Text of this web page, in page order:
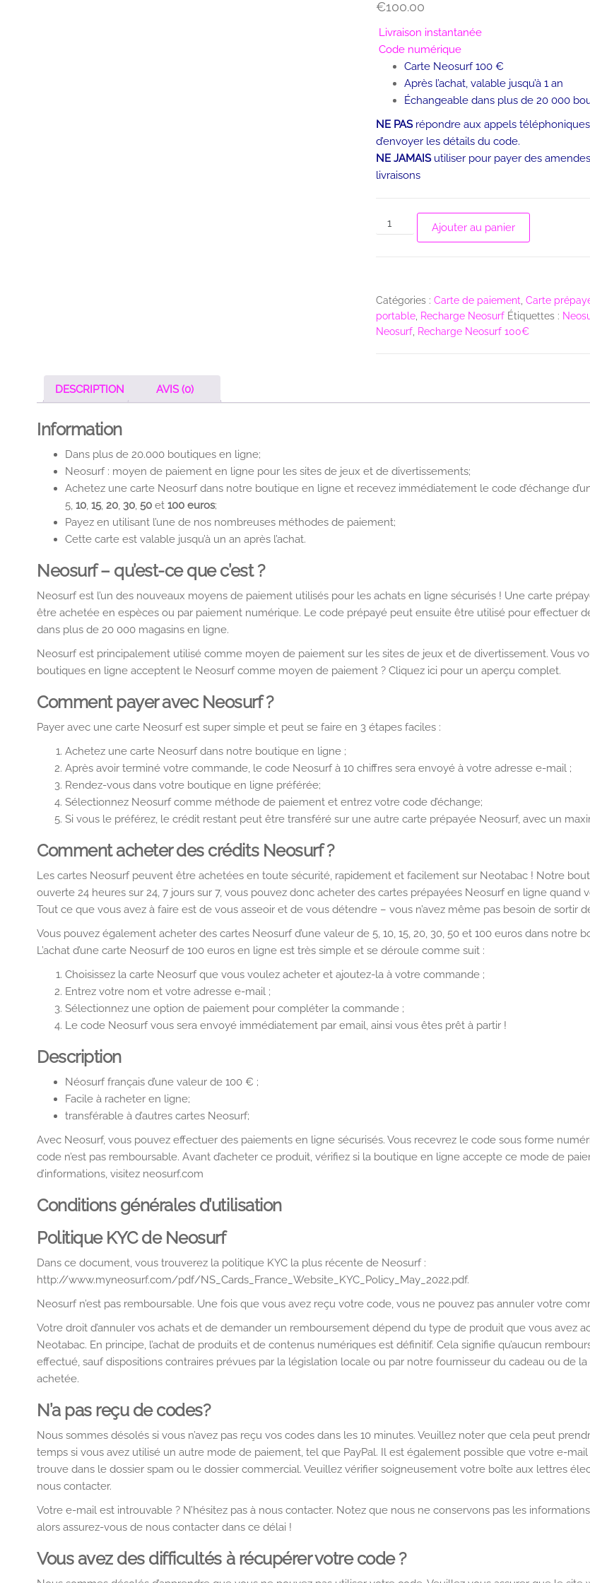
€100.00
Livraison instantanée
Code numérique
Carte Neosurf 100 €
Après l’achat, valable jusqu’à 1 an
Échangeable dans plus de 20 000
NE PASrépondre aux appels
d’envoyer les détails du code.
NE JAMAISutiliser pour payer des
livraisons
Ajouter au panier
Catégories : Carte de paiement Carte
portable, Recharge Neosurf Étiquettes :
Neosurf, Recharge Neosurf 100€
DESCRIPTION AVIS (0)
Information
Dans plus de 20.000 boutiques en ligne;
Neosurf : moyen de paiement en ligne pour les sites de jeux et de divertissements;
Achetez une carte Neosurf dans notre boutique en ligne et recevez immédiatement le code d’échange
5, 10, 15, 20, 30, 50 et 100 euros;
Payez en utilisant l’une de nos nombreuses méthodes de paiement;
Cette carte est valable jusqu’à un an après l’achat.
Neosurf – qu’est-ce que c’est ?
Neosurf est l’un des nouveaux moyens de paiement utilisés pour les achats en ligne sécurisés ! Une carte
être achetée en espèces ou par paiement numérique. Le code prépayé peut ensuite être utilisé pour effectuer
dans plus de 20 000 magasins en ligne.
Neosurf est principalement utilisé comme moyen de paiement sur les sites de jeux et de divertissement. Vous
boutiques en ligne acceptent le Neosurf comme moyen de paiement ? Cliquez ici pour un aperçu complet.
Comment payer avec Neosurf ?
Payer avec une carte Neosurf est super simple et peut se faire en 3 étapes faciles :
Achetez une carte Neosurf dans notre boutique en ligne ;
Après avoir terminé votre commande, le code Neosurf à 10 chiffres sera envoyé à votre adresse e-mail ;
Rendez-vous dans votre boutique en ligne préférée;
Sélectionnez Neosurf comme méthode de paiement et entrez votre code d’échange;
Si vous le préférez, le crédit restant peut être transféré sur une autre carte prépayée Neosurf, avec un
Comment acheter des crédits Neosurf ?
Les cartes Neosurf peuvent être achetées en toute sécurité, rapidement et facilement sur Neotabac ! Notre
ouverte 24 heures sur 24, 7 jours sur 7, vous pouvez donc acheter des cartes prépayées Neosurf en ligne quand
Tout ce que vous avez à faire est de vous asseoir et de vous détendre – vous n’avez même pas besoin de sortir
Vous pouvez également acheter des cartes Neosurf d’une valeur de 5, 10, 15, 20, 30, 50 et 100 euros dans notre
L’achat d’une carte Neosurf de 100 euros en ligne est très simple et se déroule comme suit :
Choisissez la carte Neosurf que vous voulez acheter et ajoutez-la à votre commande ;
Entrez votre nom et votre adresse e-mail ;
Sélectionnez une option de paiement pour compléter la commande ;
Le code Neosurf vous sera envoyé immédiatement par email, ainsi vous êtes prêt à partir !
Description
Néosurf français d’une valeur de 100 € ;
Facile à racheter en ligne;
transférable à d’autres cartes Neosurf;
Avec Neosurf, vous pouvez effectuer des paiements en ligne sécurisés. Vous recevrez le code sous forme
code n’est pas remboursable. Avant d’acheter ce produit, vérifiez si la boutique en ligne accepte ce mode de
d’informations, visitez neosurf.com
Conditions générales d’utilisation
Politique KYC de Neosurf
Dans ce document, vous trouverez la politique KYC la plus récente de Neosurf :
http://www.myneosurf.com/pdf/NS_Cards_France_Website_KYC_Policy_May_2022.pdf.
Neosurf n’est pas remboursable. Une fois que vous avez reçu votre code, vous ne pouvez pas annuler votre
Votre droit d’annuler vos achats et de demander un remboursement dépend du type de produit que vous avez
Neotabac. En principe, l’achat de produits et de contenus numériques est définitif. Cela signifie qu’aucun
effectué, sauf dispositions contraires prévues par la législation locale ou par notre fournisseur du cadeau ou de
achetée.
N’a pas reçu de codes?
Nous sommes désolés si vous n’avez pas reçu vos codes dans les 10 minutes. Veuillez noter que cela peut
temps si vous avez utilisé un autre mode de paiement, tel que PayPal. Il est également possible que votre e-
trouve dans le dossier spam ou le dossier commercial. Veuillez vérifier soigneusement votre boîte aux lettres
nous contacter.
Votre e-mail est introuvable ? N’hésitez pas à nous contacter. Notez que nous ne conservons pas les
alors assurez-vous de nous contacter dans ce délai !
Vous avez des difficultés à récupérer votre code ?